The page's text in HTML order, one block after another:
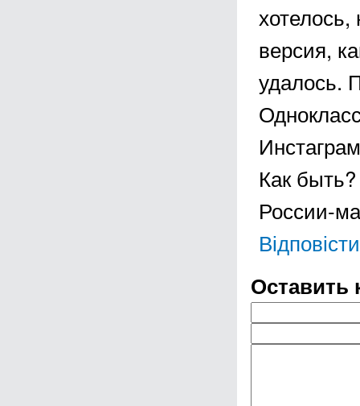
версия,
удалось.
Как
России-
Відповісти
Оставить